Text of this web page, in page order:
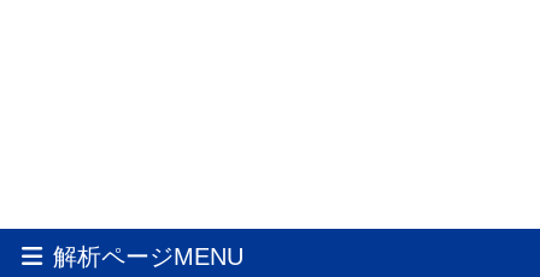
解析ページMENU